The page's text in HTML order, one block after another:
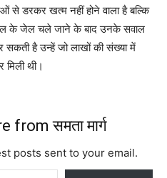
से डरकर खत्म नहीं होने वाला है बल्कि
के जेल चले जाने के बाद उनके सवाल
है उन्हें जो लाखों की संख्या में
मिली थी।
from समता मार्ग
posts sent to your email.